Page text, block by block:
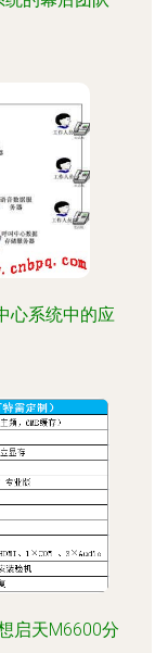
心系统中的应
启天M6600分